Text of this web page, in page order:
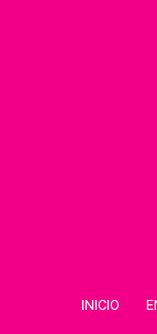
INICIO